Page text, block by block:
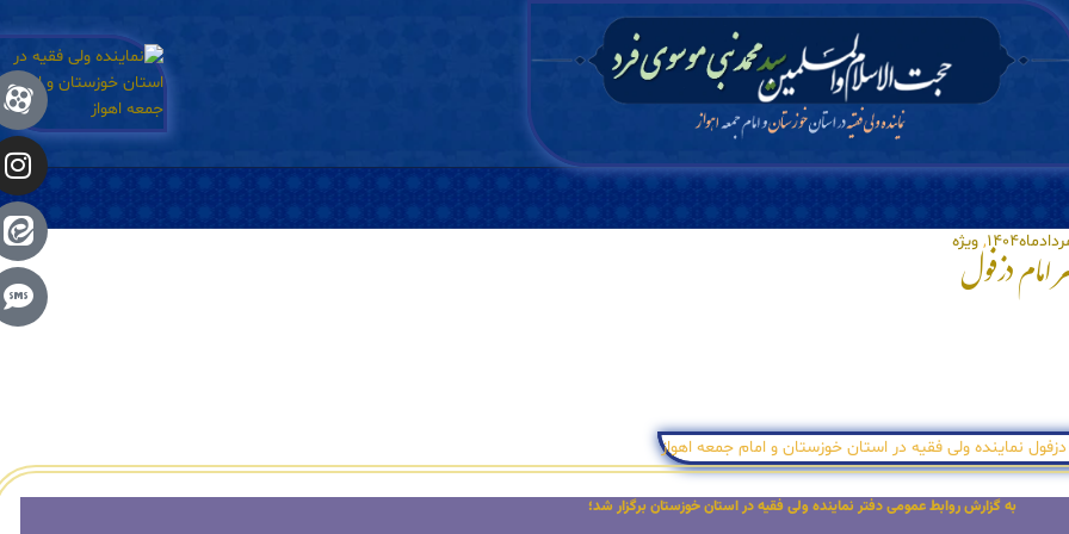
, ویژه
دزفول
به گزارش روابط عمومی دفتر نماینده ولی فقیه در استان خوزستان برگزار شد؛